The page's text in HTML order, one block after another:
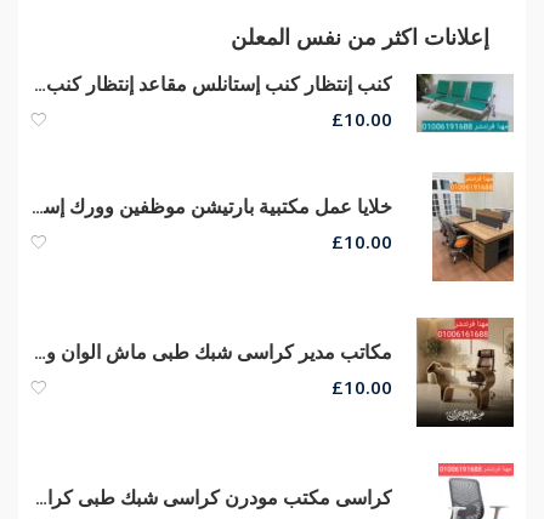
إعلانات اكثر من نفس المعلن
كنب إنتظار كنب إستانلس مقاعد إنتظار كنب ريسبشن كراسى صوفا جلد
£10.00
خلايا عمل مكتبية بارتيشن موظفين وورك إستيشن مكاتب مودرن كراسى شبك
£10.00
مكاتب مدير كراسى شبك طبى ماش الوان وخامات مستوردة ماليزى أثاث شركات
£10.00
كراسى مكتب مودرن كراسى شبك طبى كراسى مدير عام جلد من مصانع مهنا